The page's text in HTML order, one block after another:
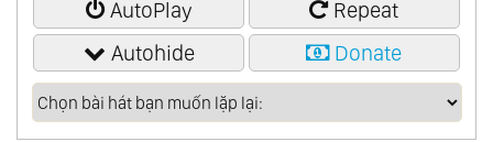
01:15:52
Abo Daylight (Althea W.)
AutoPlay
Repeat
Autohide
Donate